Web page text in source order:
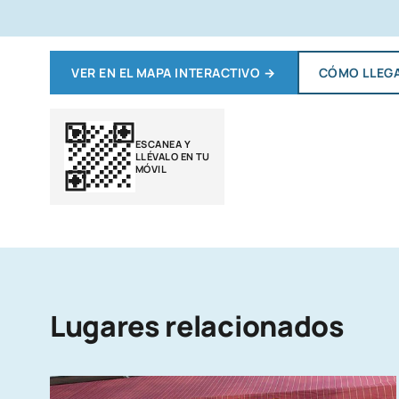
VER EN EL MAPA INTERACTIVO → CÓMO
ESCANEA Y
LLÉVALO EN TU
MÓVIL
Lugares relacionados